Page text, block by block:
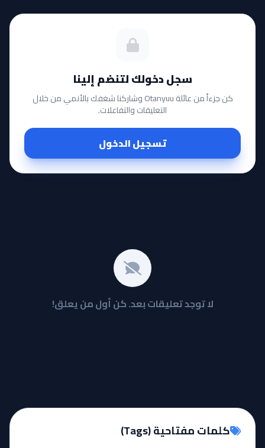
سجل دخولك لتنضم إلينا
كن جزءاً من عائلة Otanyuu وشاركنا شغفك بالأنمي من خلال
التعليقات والتفاعلات.
تسجيل الدخول
لا توجد تعليقات بعد. كن أول من يعلق!
كلمات مفتاحية (Tags)